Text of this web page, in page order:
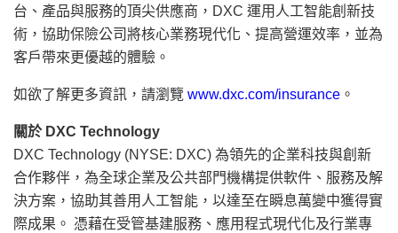
台、產品與服務的頂尖供應商，DXC 運用人工智能創新技
術，協助保險公司將核心業務現代化、提高營運效率，並為
客戶帶來更優越的體驗。
如欲了解更多資訊，請瀏覽 www.dxc.com/insurance 。
關於 DXC Technology
DXC Technology (NYSE: DXC) 為領先的企業科技與創新
合作夥伴，為全球企業及公共部門機構提供軟件、服務及解
決方案，協助其善用人工智能，以達至在瞬息萬變中獲得實
際成果。 憑藉在受管基建服務、應用程式現代化及行業專